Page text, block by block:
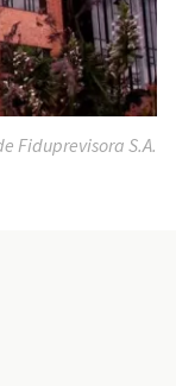
Fiduprevisora S.A.